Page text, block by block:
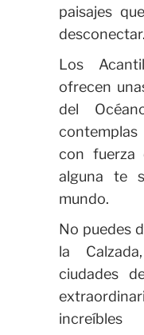
paisajes
desconectar.
Los
ofrecen
del
con fuerza
alguna te
mundo.
No puedes
la
ciudades